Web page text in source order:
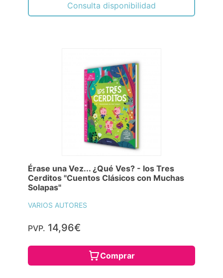
Consulta disponibilidad
Érase una Vez... ¿Qué Ves? - los Tres
Cerditos "Cuentos Clásicos con Muchas
Solapas"
VARIOS AUTORES
PVP. 14,96€
Comprar